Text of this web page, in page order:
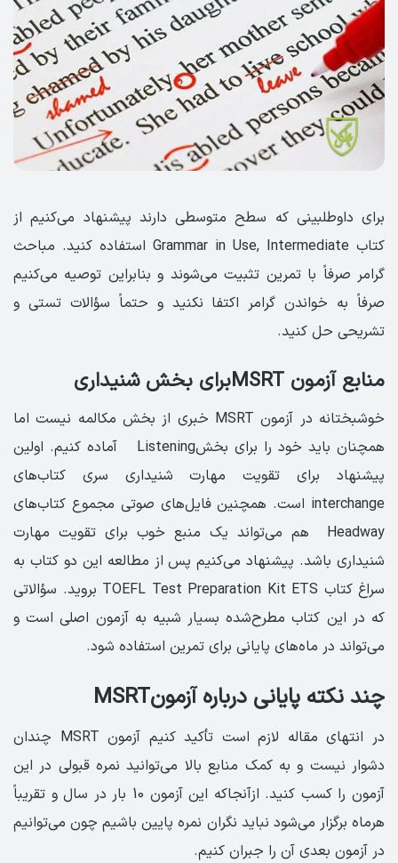
برای داوطلبینی که سطح متوسطی دارند پیشنهاد می‌کنیم از
کتاب Grammar in Use, Intermediate استفاده کنید. مباحث
گرامر صرفاً با تمرین تثبیت می‌شوند و بنابراین توصیه می‌کنیم
صرفاً به خواندن گرامر اکتفا نکنید و حتماً سؤالات تستی و
تشریحی حل کنید.
منابع آزمون MSRTبرای بخش شنیداری
خوشبختانه در آزمون MSRT خبری از بخش مکالمه نیست اما
همچنان باید خود را برای بخشListening آماده کنیم. اولین
پیشنهاد برای تقویت مهارت شنیداری سری کتاب‌های
interchange است. همچنین فایل‌های صوتی مجموع کتاب‌های
Headway هم می‌تواند یک منبع خوب برای تقویت مهارت
شنیداری باشد. پیشنهاد می‌کنیم پس از مطالعه این دو کتاب به
سراغ کتاب TOEFL Test Preparation Kit ETS بروید. سؤالاتی
که در این کتاب مطرح‌شده بسیار شبیه به آزمون اصلی است و
می‌تواند در ماه‌های پایانی برای تمرین استفاده شود.
چند نکته پایانی درباره آزمونMSRT
در انتهای مقاله لازم است تأکید کنیم آزمون MSRT چندان
دشوار نیست و به کمک منابع بالا می‌توانید نمره قبولی در این
آزمون را کسب کنید. ازآنجاکه این آزمون 10 بار در سال و تقریباً
هرماه برگزار می‌شود نباید نگران نمره پایین باشیم چون می‌توانیم
در آزمون بعدی آن را جبران کنیم.